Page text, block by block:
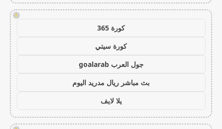
!
كورة 365
كورة سيتي
جول العرب goalarab
بث مباشر ريال مدريد اليوم
يلا لايف